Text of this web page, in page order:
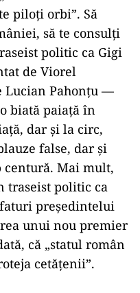
piloți orbi”. Să
să te consulți
politic ca Gigi
de Viorel
Lucian Pahonțu —
biată paiață în
dar și la circ,
false, dar și
Mai mult,
traseist politic ca
președintelui
unui nou premier
că „statul român
cetățenii”.